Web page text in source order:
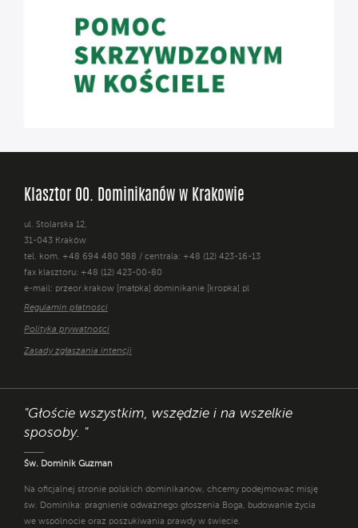
Klasztor OO. Dominikanów w Krakowie
ul. Stolarska 12,
31-043 Kraków
tel. kom. +48 694 480 588 / centrala: +48 (12) 423-16-13
fax klasztoru: +48 (12) 423-00-80
e-mail: przeor.krakow [małpka] dominikanie [kropka] pl
Regulamin płatności
Polityka prywatności
Zasady zgłaszania intencji
"Głoście wszystkim, wszędzie i na wszelkie
sposoby. "
Św. Dominik Guzman
Na oficjalnej stronie polskich dominikanów, chcemy podejmować misję
św. Dominika: pragnienie odważnego głoszenia Boga, budowanie życia
we wspólnocie oraz poszukiwania prawdy w świecie.